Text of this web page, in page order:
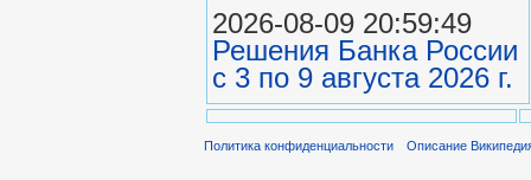
2026-08-09 20:59:49
Решения Банка России
с 3 по 9 августа 2026 г.
Политика конфиденциальности Описание